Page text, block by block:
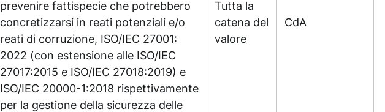
prevenire fattispecie che potrebbero
concretizzarsi in reati potenziali e/o
reati di corruzione, ISO/IEC 27001:
2022 (con estensione alle ISO/IEC
27017:2015 e ISO/IEC 27018:2019) e
ISO/IEC 20000-1:2018 rispettivamente
per la gestione della sicurezza delle
Tutta la
catena del
valore
CdA